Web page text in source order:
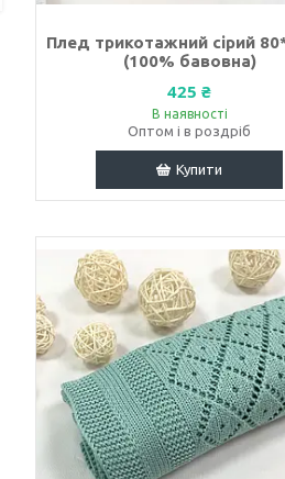
Плед трикотажний сірий
(100% бавовна)
425 ₴
В наявності
Оптом і в роздріб
Купити